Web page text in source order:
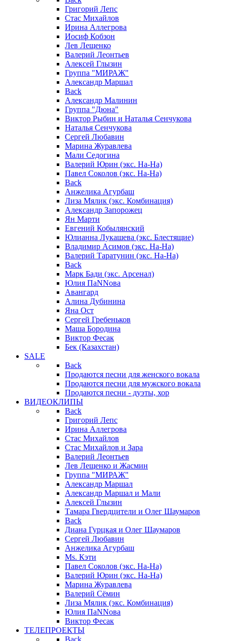
Григорий Лепс
Стас Михайлов
Ирина Аллегрова
Иосиф Кобзон
Лев Лещенко
Валерий Леонтьев
Алексей Глызин
Группа "МИРАЖ"
Александр Маршал
Back
Александр Малинин
Группа "Дюна"
Виктор Рыбин и Наталья Сенчукова
Наталья Сенчукова
Сергей Любавин
Марина Журавлева
Мали Седогина
Валерий Юрин (экс. На-На)
Павел Соколов (экс. На-На)
Back
Анжелика Агурбаш
Лиза Мялик (экс. Комбинация)
Александр Запорожец
Ян Марти
Евгений Кобылянский
Юлианна Лукашева (экс. Блестящие)
Владимир Асимов (экс. На-На)
Валерий Таратунин (экс. На-На)
Back
Марк Бади (экс. Арсенал)
Юлия ПаNNова
Авангард
Алина Дубинина
Яна Ост
Сергей Гребеньков
Маша Бородина
Виктор Фесак
Бек (Казахстан)
SALE
Back
Продаются песни для женского вокала
Продаются песни для мужского вокала
Продаются песни - дуэты, хор
ВИДЕОКЛИПЫ
Back
Григорий Лепс
Ирина Аллегрова
Стас Михайлов
Стас Михайлов и Зара
Валерий Леонтьев
Лев Лещенко и Жасмин
Группа "МИРАЖ"
Александр Маршал
Александр Маршал и Мали
Алексей Глызин
Тамара Гвердцители и Олег Шаумаров
Back
Диана Гурцкая и Олег Шаумаров
Сергей Любавин
Анжелика Агурбаш
Ms. Кэти
Павел Соколов (экс. На-На)
Валерий Юрин (экс. На-На)
Марина Журавлева
Валерий Сёмин
Лиза Мялик (экс. Комбинация)
Юлия ПаNNова
Виктор Фесак
ТЕЛЕПРОЕКТЫ
Back